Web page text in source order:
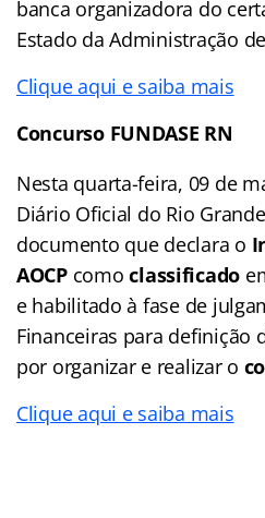
banca organizadora do
Estado da Administração
Clique aqui e saiba mais
Concurso FUNDASE RN
Nesta quarta-feira, 09 de
Diário Oficial do Rio
documento que declara o
AOCPcomoclassificado
e habilitado à fase de
Financeiras para definição
por organizar e realizar o
Clique aqui e saiba mais